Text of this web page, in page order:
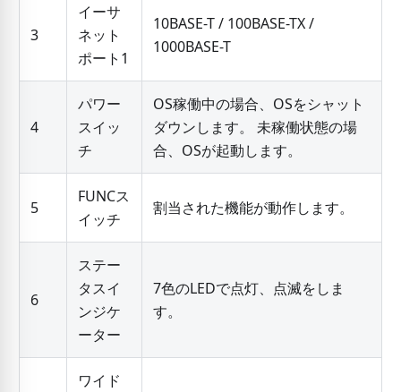
3
イーサ
ネット
ポート1
10BASE-T / 100BASE-TX /
1000BASE-T
4
パワー
スイッ
チ
OS稼働中の場合、OSをシャット
ダウンします。 未稼働状態の場
合、OSが起動します。
5
FUNCス
イッチ
割当された機能が動作します。
6
ステー
タスイ
ンジケ
ーター
7色のLEDで点灯、点滅をしま
す。
ワイド